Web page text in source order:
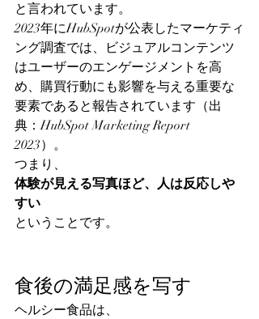
と言われています。
2023年にHubSpotが公表したマーケティ
ング調査では、ビジュアルコンテンツ
はユーザーのエンゲージメントを高
め、購買行動にも影響を与える重要な
要素であると報告されています（出
典：HubSpot Marketing Report
2023）。
つまり、
体験が見える写真ほど、人は反応しや
すい
ということです。
食後の満足感を写す
ヘルシー食品は、